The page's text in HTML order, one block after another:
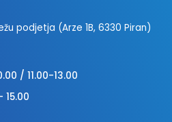
podjetja (Arze 1B, 6330 Piran)
/ 11.00-13.00
15.00